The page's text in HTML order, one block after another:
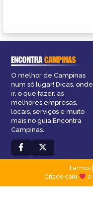
ENCONTRACAMPINAS
O melhor de Campinas
num só lugar! Dicas, onde
ir, o que fazer, as
melhores empresas,
locais, serviços e muito
mais no guia Encontra
Campinas.
Termos|
Criado com
e